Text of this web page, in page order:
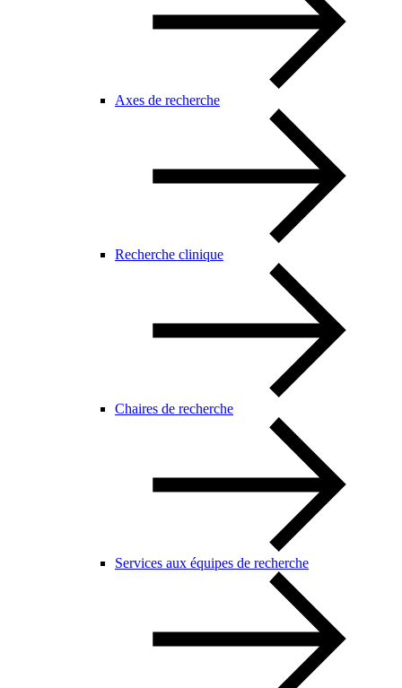
Axes de recherche
Recherche clinique
Chaires de recherche
Services aux équipes de recherche